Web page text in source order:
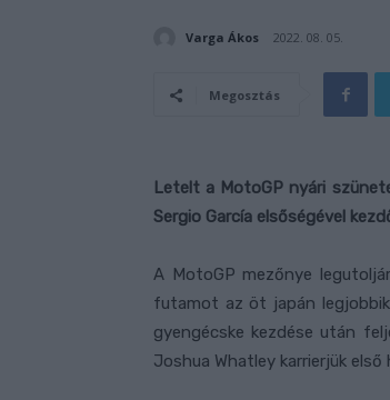
Varga Ákos 2022. 08. 05.
Megosztás
Letelt a MotoGP nyári
Sergio García elsőségével
A MotoGP mezőnye
futamot az öt japán
gyengécske kezdése után
Joshua Whatley karrierjük